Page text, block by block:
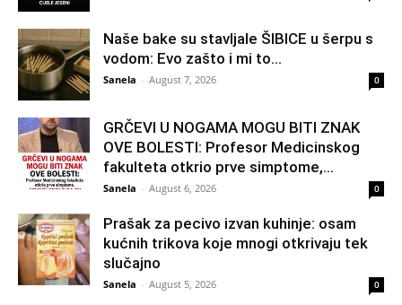
Naše bake su stavljale ŠIBICE u šerpu s
vodom: Evo zašto i mi to...
Sanela - August 7, 2026 0
GRČEVI U NOGAMA MOGU BITI ZNAK
OVE BOLESTI: Profesor Medicinskog
fakulteta otkrio prve simptome,...
Sanela - August 6, 2026 0
Prašak za pecivo izvan kuhinje: osam
kućnih trikova koje mnogi otkrivaju tek
slučajno
Sanela - August 5, 2026 0